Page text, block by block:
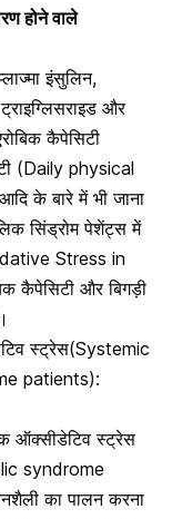
होने वाले
इंसुलिन,
और
कैपेसिटी
(Daily physical
के बारे में भी जाना
सिंड्रोम पेशेंट्स में
Stress in
कैपेसिटी और बिगड़ी
स्ट्रेस(Systemic
patients):
ऑक्सीडेटिव स्ट्रेस
syndrome
का पालन करना